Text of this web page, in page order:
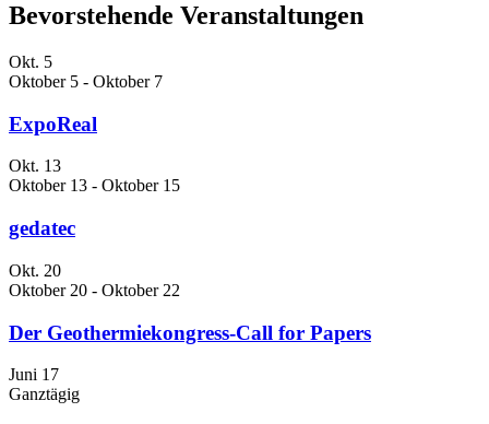
Bevorstehende Veranstaltungen
Okt. 5
Oktober 5 - Oktober 7
ExpoReal
Okt. 13
Oktober 13 - Oktober 15
gedatec
Okt. 20
Oktober 20 - Oktober 22
Der Geothermiekongress-Call for Papers
Juni 17
Ganztägig